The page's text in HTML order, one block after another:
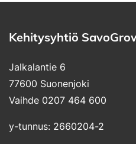
Kehitysyhtiö
Jalkalantie 6
77600 Suonenjoki
Vaihde 0207 464 600
y-tunnus: 2660204-2